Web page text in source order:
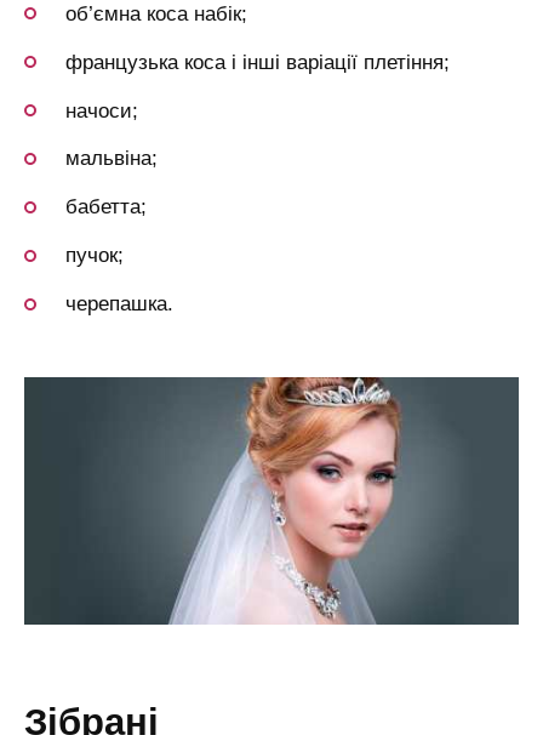
об’ємна коса набік;
французька коса і інші варіації плетіння;
начоси;
мальвіна;
бабетта;
пучок;
черепашка.
зібрані